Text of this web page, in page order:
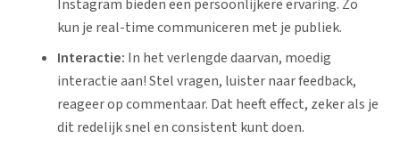
Instagram bieden een persoonlijkere ervaring. Zo
kun je real-time communiceren met je publiek.
Interactie: In het verlengde daarvan, moedig
interactie aan! Stel vragen, luister naar feedback,
reageer op commentaar. Dat heeft effect, zeker als je
dit redelijk snel en consistent kunt doen.